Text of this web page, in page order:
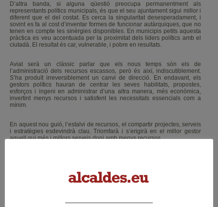
D’altra banda, si alguna qüestió preocupa permanentment als
representants polítics municipals, és que el seu ajuntament sigui millor i
diferent que el del costat. Es cerca la singularitat desesperadament, i
sovint es fa al cost d’inventar formes de funcionar autàrquiques, que no
tenen en compte les sinèrgies disponibles. En municipis petits aquesta
pràctica es veu accentuada per la proximitat dels liders polítics amb el
ciutadà. El resultat és car, vulnerable, i pobre en resultats.
Aviat serà un clàssic parlar que els nous temps són els de
l’administració dels recursos escassos, però és així, indiscutiblement.
S’ha produït irreversiblement un canvi de direcció. En endavant, els
gestors polítics hauran de centrar les seves habilitats, propostes,
esforços i ingeni en administrar d’una altra manera, més econòmica,
invertint menys recursos i satisfent les necessitats essencials com a
mínim.
En aquest nou guió, l’estalvi de recursos, el compartir projectes, serveis
i estratègies esdevindrà clau. Triomfarà i s’erigirà en el millor gestor
aquell qui més i millors serveis doni amb menys recursos.
objectius compromesos amb els ciutadans. El mateix sistema de treball
que permet la gestió digital de funcions reservades, aporta al governant
local la via per a disposar en qualsevol moment, des de qualsevol lloc,